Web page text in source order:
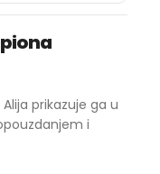
prikazuje ga u
i